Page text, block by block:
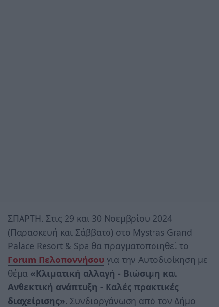
ΣΠΑΡΤΗ. Στις 29 και 30 Νοεμβρίου 2024
(Παρασκευή και Σάββατο) στο Mystras Grand
Palace Resort & Spa θα πραγματοποιηθεί το
Forum Πελοποννήσου για την Αυτοδιοίκηση με
θέμα «Κλιματική αλλαγή - Βιώσιμη και
Ανθεκτική ανάπτυξη - Καλές πρακτικές
διαχείρισης». Συνδιοργάνωση από τον Δήμο